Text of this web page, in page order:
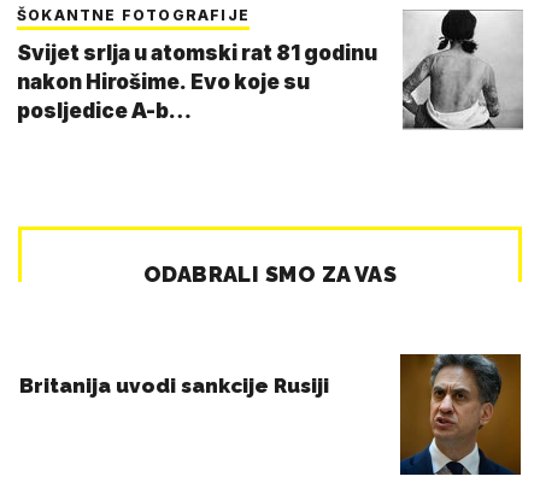
ŠOKANTNE FOTOGRAFIJE
Svijet srlja u atomski rat 81 godinu
nakon Hirošime. Evo koje su
posljedice A-b…